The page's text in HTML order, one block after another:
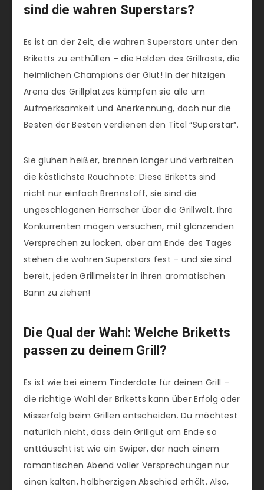
sind die wahren Superstars?
Es ist an der Zeit, die wahren Superstars unter den
Briketts zu enthüllen – die Helden des Grillrosts, die
heimlichen Champions der Glut! In der hitzigen
Arena des Grillplatzes kämpfen sie alle um
Aufmerksamkeit und Anerkennung, doch nur die
Besten der Besten verdienen den Titel “Superstar”.
Sie glühen heißer, brennen länger und verbreiten
die köstlichste Rauchnote: Diese Briketts sind
nicht nur einfach Brennstoff, sie sind die
ungeschlagenen Herrscher über die Grillwelt. Ihre
Konkurrenten mögen versuchen, mit glänzenden
Versprechen zu locken, aber am Ende des Tages
stehen die wahren Superstars fest – und sie sind
bereit, jeden Grillmeister in ihren aromatischen
Bann zu ziehen!
Die Qual der Wahl: Welche Briketts
passen zu deinem Grill?
Es ist wie bei einem Tinderdate für deinen Grill –
die richtige Wahl der Briketts kann über Erfolg oder
Misserfolg beim Grillen entscheiden. Du möchtest
natürlich nicht, dass dein Grillgut am Ende so
enttäuscht ist wie ein Swiper, der nach einem
romantischen Abend voller Versprechungen nur
einen kalten, halbherzigen Abschied erhält. Also,